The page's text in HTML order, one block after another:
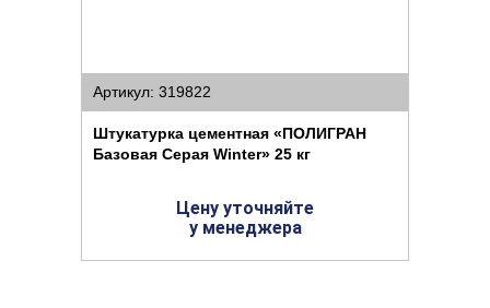
Артикул: 319822
Штукатурка цементная «ПОЛИГРАН
Базовая Cерая Winter» 25 кг
Цену уточняйте
у менеджера